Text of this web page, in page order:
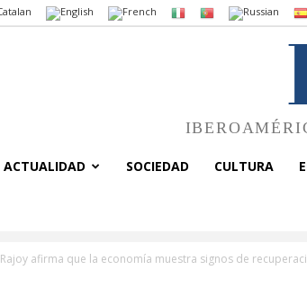
ACTUALIDAD SOCIEDAD CULTURA
Rajoy afirma que la economía muestra signos de